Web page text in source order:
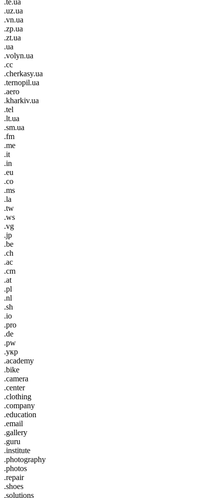
.uz.ua
.vn.ua
.zp.ua
.zt.ua
.ua
.volyn.ua
.cc
.cherkasy.ua
.ternopil.ua
.aero
.kharkiv.ua
.tel
.lt.ua
.sm.ua
.fm
.me
.it
.in
.eu
.co
.ms
.la
.tw
.ws
.vg
.jp
.be
.ch
.ac
.cm
.at
.pl
.nl
.sh
.io
.pro
.de
.pw
.укр
.academy
.bike
.camera
.center
.clothing
.company
.education
.email
.gallery
.guru
.institute
.photography
.photos
.repair
.shoes
.solutions